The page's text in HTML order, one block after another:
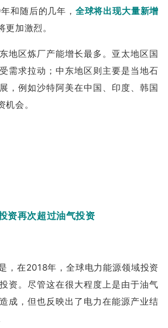
和随后的几年， 全球将出现大量新增
更加激烈。
地区炼厂产能增长最多。亚太地区国
需求拉动；中东地区则主要是当地石
，例如沙特阿美在中国、印度、韩国
会。
资再次超过油气投资
，在2018年，全球电力能源领域投资
资。尽管这在很大程度上是由于油气
成，但也反映出了电力在能源产业结